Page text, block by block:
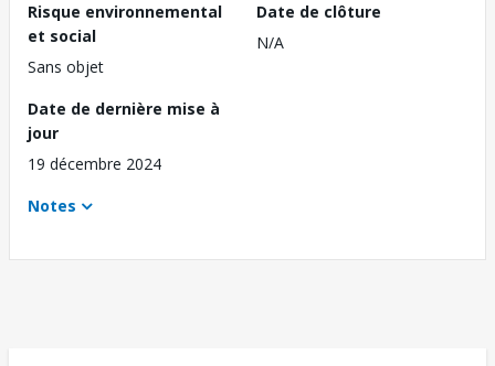
Risque environnemental
et social
Sans objet
Date de clôture
N/A
Date de dernière mise à
jour
19 décembre 2024
Notes